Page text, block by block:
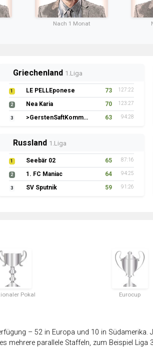
Nach 1 Monat
Griechenland 1.Liga
1 LE PELLEponese 73 127:22
2 Nea Karia 70 123:27
3 >GerstenSaftKommando 63 94:28
Russland 1.Liga
1 Seebär 02 65 87:16
2 1. FC Maniac 64 94:25
3 SV Sputnik 59 91:26
Pokal Eurocup
– 52 in Europa und 10 in Südamerika.
mehrere parallele Staffeln, zum Beispiel Liga